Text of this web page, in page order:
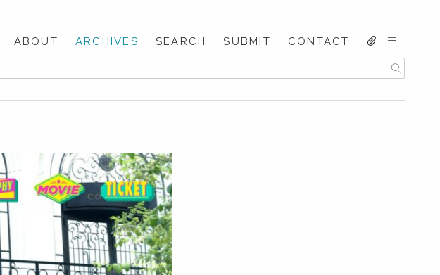
ABOUT ARCHIVES SEARCH SUBMIT CONTACT